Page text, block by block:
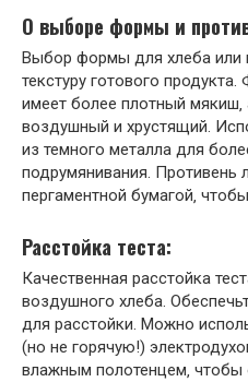
О выборе формы и
Выбор формы для хлеба или
текстуру готового
имеет более плотный
воздушный и хрустящий.
из темного металла для
подрумянивания. Противень
пергаментной бумагой‚
Расстойка теста:
Качественная расстойка
воздушного хлеба.
для расстойки. Можно
(но не горячую!)
влажным полотенцем‚ чтобы